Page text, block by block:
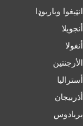
انټیغوا وباربوډا
أنجويلا
أنغولا
الأرجنتين
أسترالیا
أذربيجان
بربادوس